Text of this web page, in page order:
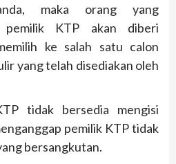
maka orang yang
pemilik KTP akan diberi
ke salah satu calon
yang telah disediakan oleh
tidak bersedia mengisi
pemilik KTP tidak
bersangkutan.